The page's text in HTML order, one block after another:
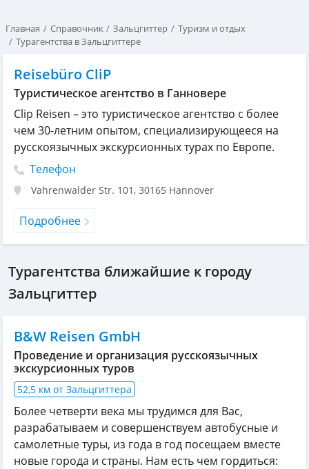
Главная Справочник Зальцгиттер
Туризм и отдых
Турагентства в Зальцгиттере
Reisebüro CliP
Туристическое агентство в Ганновере
Clip Reisen – это туристическое агентство с более
чем 30-летним опытом, специализирующееся на
русскоязычных экскурсионных турах по Европе.
Телефон
Vahrenwalder Str. 101, 30165 Hannover
Подробнее
Турагентства ближайшие к городу
Зальцгиттер
B&W Reisen GmbH
Проведение и организация русскоязычных
экскурсионных туров
52,5 км от Зальцгиттера
Более четверти века мы трудимся для Вас,
разрабатываем и совершенствуем автобусные и
самолетные туры, из года в год посещаем вместе
новые города и страны. Нам есть чем гордиться: